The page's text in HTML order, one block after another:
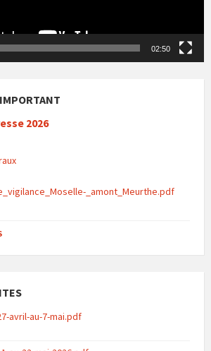
02:50
2026
_amont_Meurthe.pdf
avril-au-7-mai.pdf